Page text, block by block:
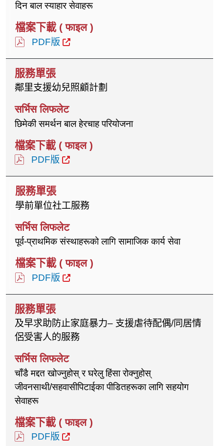
दिन बाल स्याहार सेवाहरू
PDF版
鄰里支援幼兒照顧計劃
छिमेकी समर्थन बाल हेरचाह परियोजना
PDF版
學前單位社工服務
पूर्व-प्राथमिक संस्थाहरूको लागि सामाजिक कार्य सेवा
PDF版
及早求助防止家庭暴力– 支援虐待配偶/同居情
侶受害人的服務
चाँडै मद्दत खोज्नुहोस् र घरेलु हिंसा रोक्नुहोस्
जीवनसाथी/सहवासीपिटाईका पीडितहरूका लागि सहयोग
सेवाहरू
PDF版